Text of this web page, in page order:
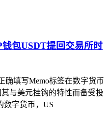
包USDT提回交易所时
确填写Memo标签在数字货币
与美元挂钩的特性而备受投
数字货币，US